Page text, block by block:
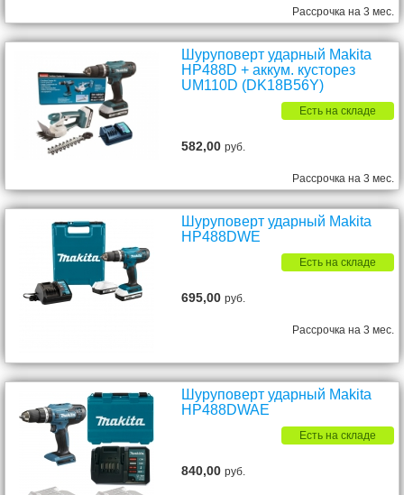
Рассрочка на 3 мес.
Шуруповерт ударный Makita
HP488D + аккум. кусторез
UM110D (DK18B56Y)
Есть на складе
582,00руб.
Рассрочка на 3 мес.
Шуруповерт ударный Makita
HP488DWE
Есть на складе
695,00руб.
Рассрочка на 3 мес.
Шуруповерт ударный Makita
HP488DWAE
Есть на складе
840,00руб.